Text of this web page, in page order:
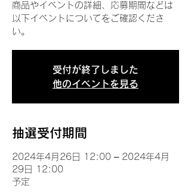
商品やイベントの詳細、応募期間などは
以下イベントについてをご確認くださ
い。
受付が終了しました
他のイベントを見る
抽選受付期間
2024年4月26日 12:00 – 2024年4月
29日 12:00
予定